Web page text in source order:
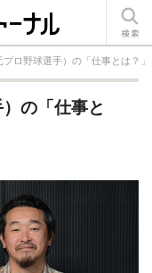
プロ野球選手）の「仕事とは？
の「仕事と